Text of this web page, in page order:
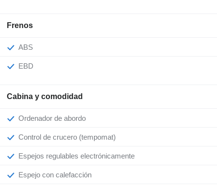
Frenos
ABS
EBD
Cabina y comodidad
Ordenador de abordo
Control de crucero (tempomat)
Espejos regulables electrónicamente
Espejo con calefacción